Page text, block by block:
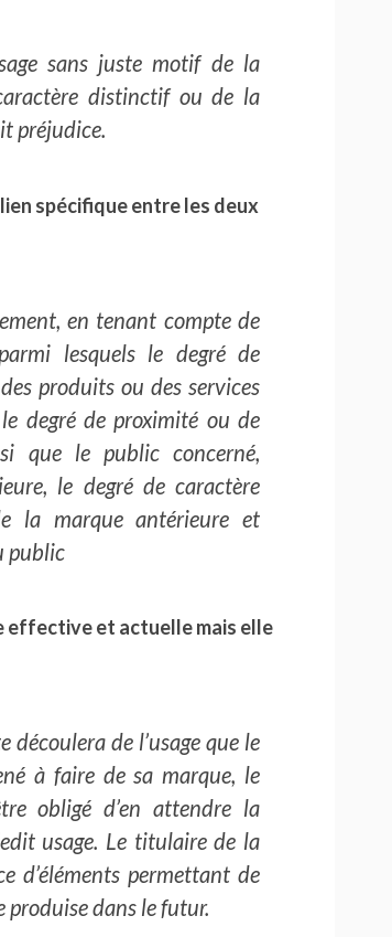
sans juste motif de la
distinctif ou de la
préjudice.
spécifique entre les deux
en tenant compte de
lesquels le degré de
produits ou des services
degré de proximité ou de
que le public concerné,
le degré de caractère
la marque antérieure et
public
effective et actuelle mais elle
découlera de l’usage que le
à faire de sa marque, le
obligé d’en attendre la
usage. Le titulaire de la
d’éléments permettant de
produise dans le futur.